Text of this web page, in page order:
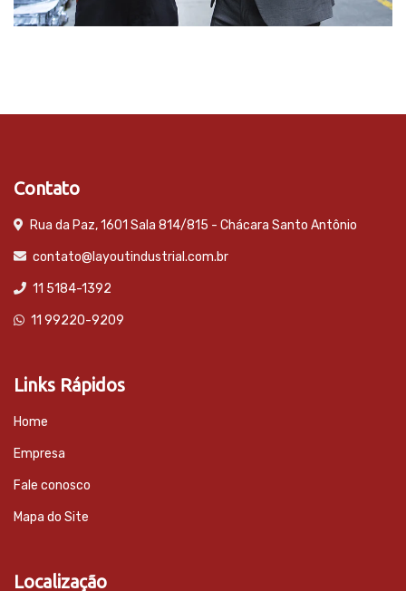
Contato
Rua da Paz, 1601 Sala 814/815 - Chácara Santo Antônio
contato@layoutindustrial.com.br
11 5184-1392
11 99220-9209
Links Rápidos
Home
Empresa
Fale conosco
Mapa do Site
Localização